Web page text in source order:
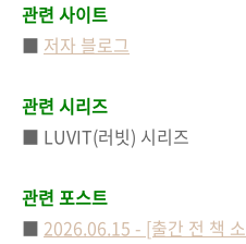
관련 사이트
■ 저자 블로그
관련 시리즈
■ LUVIT(러빗) 시리즈
관련 포스트
■ 2026.06.15 - [출간 전 책